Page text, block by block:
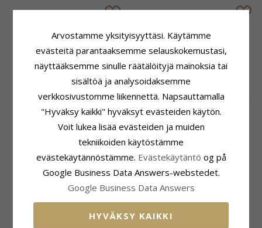
Jäätelötötterö lasten
CHANTI hinta 24,-
Jäätelötötterö lasten
korvakorut hopea - Little
CHANTI hinta 24,-
Arvostamme yksityisyyttäsi. Käytämme
evästeitä parantaaksemme selauskokemustasi,
näyttääksemme sinulle räätälöityjä mainoksia tai
sisältöä ja analysoidaksemme
verkkosivustomme liikennettä. Napsauttamalla
"Hyväksy kaikki" hyväksyt evästeiden käytön.
Voit lukea lisää evästeiden ja muiden
tekniikoiden käytöstämme
evästekäytännöstämme. Evästekäytäntö og på
Google Business Data Answers-webstedet.
Google Business Data Answers
HYVÄKSY KAIKKI